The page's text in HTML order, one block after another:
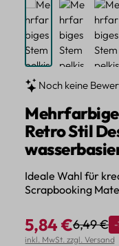
Noch keine
Retro Stil
Ideale Wahl für
Scrapbooking
Verkaufspreis:
5,84 €6,49 € -
inkl. MwSt. zzgl. Versand